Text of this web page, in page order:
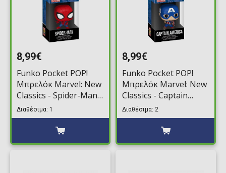
8,99€
Funko Pocket POP!
Μπρελόκ Marvel: New
Classics - Spider-Man
Φιγούρα
Διαθέσιμα: 1
8,99€
Funko Pocket POP!
Μπρελόκ Marvel: New
Classics - Captain
America Φιγούρα
Διαθέσιμα: 2